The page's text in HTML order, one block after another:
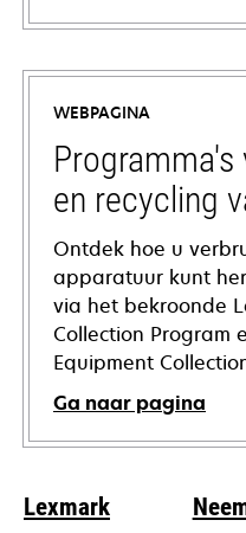
opens
in
new
tab
WEBPAGINA
en recycling
Ontdek hoe u
apparatuur kunt
via het bekroonde
Collection Program
Equipment
Ga naar pagina
Lexmark